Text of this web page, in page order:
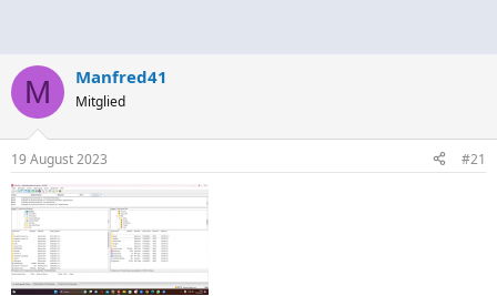
M Manfred41
Mitglied
19 August 2023 #21